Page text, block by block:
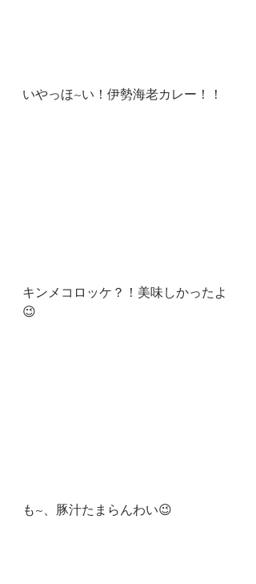
いやっほ~い！伊勢海老カレー！！
キンメコロッケ？！美味しかったよ
😉
も~、豚汁たまらんわい😉